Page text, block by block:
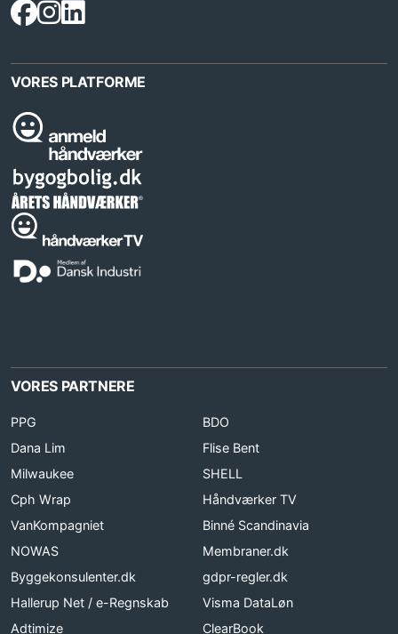
VORES PLATFORME
VORES PARTNERE
PPG
BDO
Dana Lim
Flise Bent
Milwaukee
SHELL
Cph Wrap
Håndværker TV
VanKompagniet
Binné Scandinavia
NOWAS
Membraner.dk
Byggekonsulenter.dk
gdpr-regler.dk
Hallerup Net / e-Regnskab
Visma DataLøn
Adtimize
ClearBook